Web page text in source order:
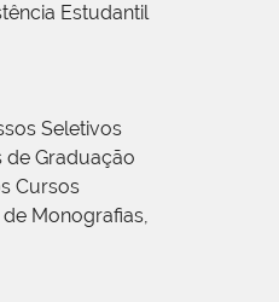
Estudantil
Seletivos
de Graduação
Cursos
Monografias,